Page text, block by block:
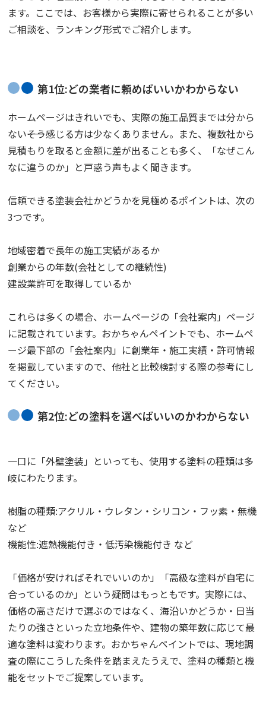
ます。ここでは、お客様から実際に寄せられることが多い
ご相談を、ランキング形式でご紹介します。
第1位:どの業者に頼めばいいかわからない
ホームページはきれいでも、実際の施工品質までは分から
ない――そう感じる方は少なくありません。また、複数社から
見積もりを取ると金額に差が出ることも多く、「なぜこん
なに違うのか」と戸惑う声もよく聞きます。
信頼できる塗装会社かどうかを見極めるポイントは、次の
3つです。
地域密着で長年の施工実績があるか
創業からの年数(会社としての継続性)
建設業許可を取得しているか
これらは多くの場合、ホームページの「会社案内」ページ
に記載されています。おかちゃんペイントでも、ホームペ
ージ最下部の「会社案内」に創業年・施工実績・許可情報
を掲載していますので、他社と比較検討する際の参考にし
てください。
第2位:どの塗料を選べばいいのかわからない
一口に「外壁塗装」といっても、使用する塗料の種類は多
岐にわたります。
樹脂の種類:アクリル・ウレタン・シリコン・フッ素・無機
など
機能性:遮熱機能付き・低汚染機能付き など
「価格が安ければそれでいいのか」「高級な塗料が自宅に
合っているのか」という疑問はもっともです。実際には、
価格の高さだけで選ぶのではなく、海沿いかどうか・日当
たりの強さといった立地条件や、建物の築年数に応じて最
適な塗料は変わります。おかちゃんペイントでは、現地調
査の際にこうした条件を踏まえたうえで、塗料の種類と機
能をセットでご提案しています。